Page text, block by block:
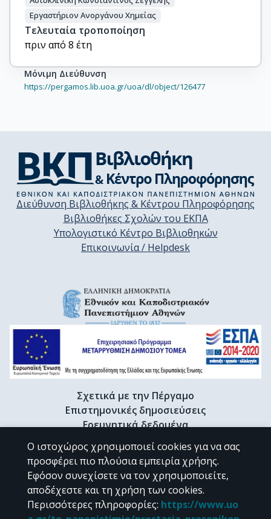
Εργαστήριον Ανοργάνου Χημείας
Τελευταία τροποποίηση
πριν από 8 έτη
Μόνιμη Διεύθυνση
https://pergamos.lib.uoa.gr/uoa/dl/object/126477
Διεύθυνση Βιβλιοθήκης & Κέντρου Πληροφόρησης
Βιβλιοθήκες Σχολών του ΕΚΠΑ
Υπολογιστικό Κέντρο Βιβλιοθηκών
Επικοινωνία / Helpdesk
Σχετικά με την Πέργαμο
Επιστημονικές δημοσιεύσεις
Ερευνητικά δεδομένα
Διδακτορικές διατριβές & Γκρίζα βιβλιογραφία
Προφίλ Ερευνητή
CC BY-NC 4.0
Ο ιστοχώρος χρησιμοποιεί cookies για να σας
προσφέρει πιο πλούσια εμπειρία χρήσης.
Εφόσον συνεχίσετε να τον χρησιμοποιείτε,
αποδέχεστε και τη χρήση των cookies.
Περισσότερες πληροφορίες: https://www.uo